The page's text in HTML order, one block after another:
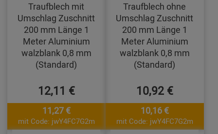
Traufblech mit
Umschlag Zuschnitt
200 mm Länge 1
Meter Aluminium
walzblank 0,8 mm
(Standard)
12,11 €
11,27 €
mit Code: jwY4FC7G2m
Traufblech ohne
Umschlag Zuschnitt
200 mm Länge 1
Meter Aluminium
walzblank 0,8 mm
(Standard)
10,92 €
10,16 €
mit Code: jwY4FC7G2m